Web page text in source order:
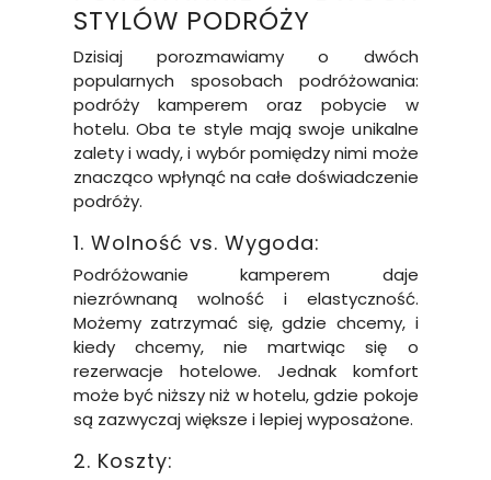
STYLÓW PODRÓŻY
Dzisiaj porozmawiamy o dwóch
popularnych sposobach podróżowania:
podróży kamperem oraz pobycie w
hotelu. Oba te style mają swoje unikalne
zalety i wady, i wybór pomiędzy nimi może
znacząco wpłynąć na całe doświadczenie
podróży.
1. Wolność vs. Wygoda:
Podróżowanie kamperem daje
niezrównaną wolność i elastyczność.
Możemy zatrzymać się, gdzie chcemy, i
kiedy chcemy, nie martwiąc się o
rezerwacje hotelowe. Jednak komfort
może być niższy niż w hotelu, gdzie pokoje
są zazwyczaj większe i lepiej wyposażone.
2. Koszty: